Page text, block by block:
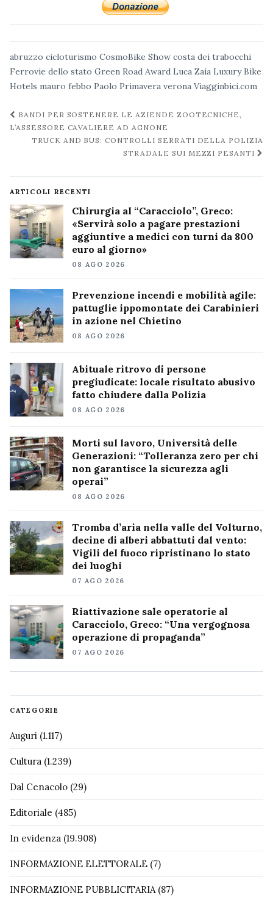
abruzzo cicloturismo CosmoBike Show costa dei trabocchi
Ferrovie dello stato Green Road Award Luca Zaia Luxury Bike
Hotels mauro febbo Paolo Primavera verona Viagginbici.com
Navigazione
post
BANDI PER SOSTENERE LE AZIENDE ZOOTECNICHE,
L’ASSESSORE CAVALIERE AD AGNONE
TRUCK AND BUS: CONTROLLI SERRATI DELLA POLIZIA
STRADALE SUI MEZZI PESANTI
ARTICOLI RECENTI
Chirurgia al “Caracciolo”, Greco:
«Servirà solo a pagare prestazioni
aggiuntive a medici con turni da 800
euro al giorno»
08 AGO 2026
Prevenzione incendi e mobilità agile:
pattuglie ippomontate dei Carabinieri
in azione nel Chietino
08 AGO 2026
Abituale ritrovo di persone
pregiudicate: locale risultato abusivo
fatto chiudere dalla Polizia
08 AGO 2026
Morti sul lavoro, Università delle
Generazioni: “Tolleranza zero per chi
non garantisce la sicurezza agli
operai”
08 AGO 2026
Tromba d’aria nella valle del Volturno,
decine di alberi abbattuti dal vento:
Vigili del fuoco ripristinano lo stato
dei luoghi
07 AGO 2026
Riattivazione sale operatorie al
Caracciolo, Greco: “Una vergognosa
operazione di propaganda”
07 AGO 2026
CATEGORIE
Auguri (1.117)
Cultura (1.239)
Dal Cenacolo (29)
Editoriale (485)
In evidenza (19.908)
INFORMAZIONE ELETTORALE (7)
INFORMAZIONE PUBBLICITARIA (87)